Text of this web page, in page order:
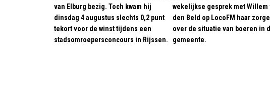
van Elburg bezig. Toch kwam hij
dinsdag 4 augustus slechts 0,2 punt
tekort voor de winst tijdens een
stadsomroepersconcours in Rijssen.
wekelijkse gesprek met Willem
den Beld op LocoFM haar
over de situatie van boeren in
gemeente.